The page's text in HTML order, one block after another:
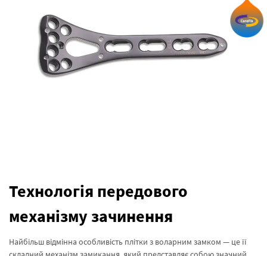
Технологія передового
механізму зачинення
Найбільш відмінна особливість плітки з воларним замком — це її